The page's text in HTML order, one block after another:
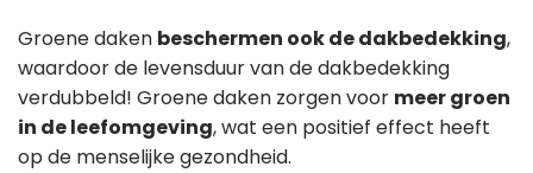
Groene daken beschermen ook de dakbedekking,
waardoor de levensduur van de dakbedekking
verdubbeld! Groene daken zorgen voor meer groen
in de leefomgeving, wat een positief effect heeft
op de menselijke gezondheid.